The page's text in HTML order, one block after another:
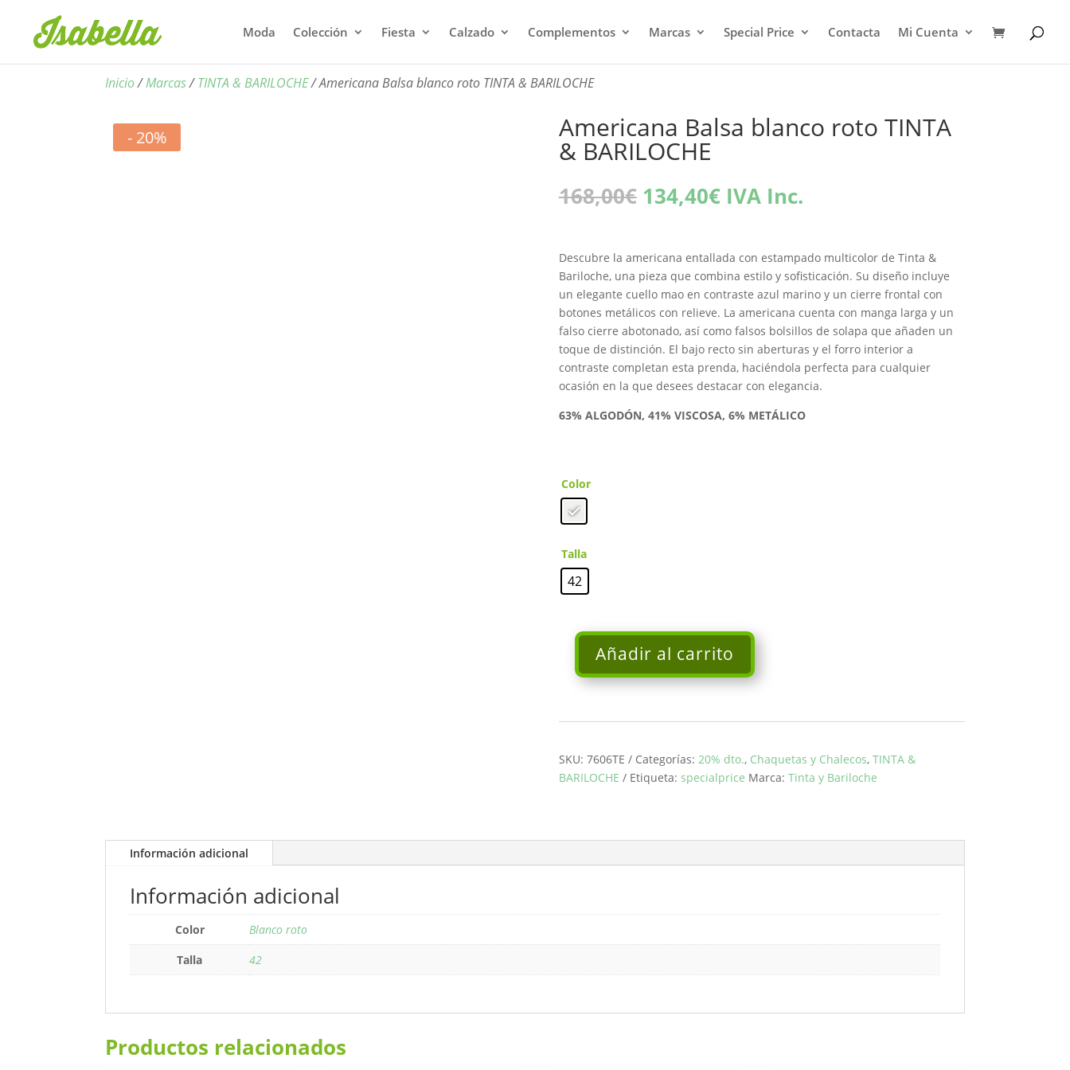
Moda Colección Fiesta Calzado Complementos Marcas Special Price Contacta Mi Cuenta
Inicio/Marcas/TINTA & BARILOCHE/ Americana Balsa blanco roto TINTA & BARILOCHE
- 20% Americana Balsa blanco roto TINTA
& BARILOCHE
168,00€ El
precio
era:
168,00€.
134,40€El
precio
es:
134,40€.
IVA Inc.
Descubre la americana entallada con estampado multicolor de Tinta &
Bariloche, una pieza que combina estilo y sofisticación. Su diseño incluye
un elegante cuello mao en contraste azul marino y un cierre frontal con
botones metálicos con relieve. La americana cuenta con manga larga y un
falso cierre abotonado, así como falsos bolsillos de solapa que añaden un
toque de distinción. El bajo recto sin aberturas y el forro interior a
contraste completan esta prenda, haciéndola perfecta para cualquier
ocasión en la que desees destacar con elegancia.
63% ALGODÓN, 41% VISCOSA, 6% METÁLICO
Color
Talla
42
Americana
Balsa
roto
&
BARILOCHE
Añadir al carrito
SKU: 7606TE Categorías: 20% dto., Chaquetas y Chalecos, TINTA &
BARILOCHE
Etiqueta: specialprice Marca: Tinta y Bariloche
Información adicional
Información adicional
Color
Blanco roto
Talla
42
Productos relacionados